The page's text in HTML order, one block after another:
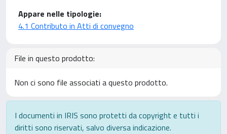
Appare nelle tipologie:
4.1 Contributo in Atti di convegno
File in questo prodotto:
Non ci sono file associati a questo prodotto.
I documenti in IRIS sono protetti da copyright e tutti i
diritti sono riservati, salvo diversa indicazione.